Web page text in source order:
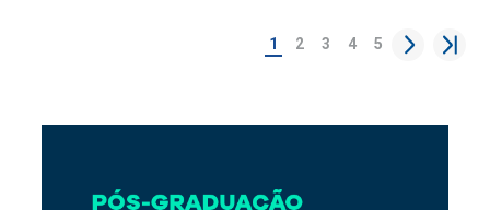
1 2 3 4 5